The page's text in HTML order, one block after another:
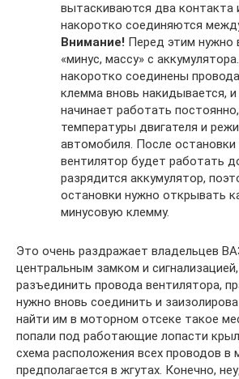
вытаскиваются два контакта
накоротко соединяются
Внимание! Перед этим нужно
«минус, массу» с
накоротко соединены
клемма вновь накидывается, и
начинает работать
температуры двигателя и
автомобиля. После
вентилятор будет работать
разрядится аккумулятор,
остановки нужно открывать
минусовую клемму.
Это очень раздражает владельцев
центральным замком и
разъединить провода вентилятора,
нужно вновь соединить и
найти им в моторном отсеке такое
попали под работающие лопасти
схема расположения всех проводов в
предполагается в жгутах. Конечно,